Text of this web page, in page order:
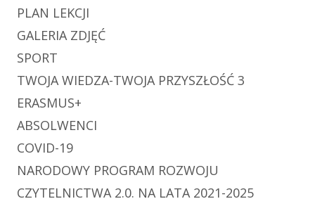
PLAN LEKCJI
GALERIA ZDJĘĆ
SPORT
TWOJA WIEDZA-TWOJA PRZYSZŁOŚĆ 3
ERASMUS+
ABSOLWENCI
COVID-19
NARODOWY PROGRAM ROZWOJU
CZYTELNICTWA 2.0. NA LATA 2021-2025